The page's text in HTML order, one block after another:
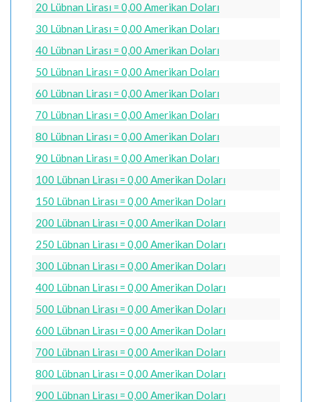
20 Lübnan Lirası = 0,00 Amerikan Doları
30 Lübnan Lirası = 0,00 Amerikan Doları
40 Lübnan Lirası = 0,00 Amerikan Doları
50 Lübnan Lirası = 0,00 Amerikan Doları
60 Lübnan Lirası = 0,00 Amerikan Doları
70 Lübnan Lirası = 0,00 Amerikan Doları
80 Lübnan Lirası = 0,00 Amerikan Doları
90 Lübnan Lirası = 0,00 Amerikan Doları
100 Lübnan Lirası = 0,00 Amerikan Doları
150 Lübnan Lirası = 0,00 Amerikan Doları
200 Lübnan Lirası = 0,00 Amerikan Doları
250 Lübnan Lirası = 0,00 Amerikan Doları
300 Lübnan Lirası = 0,00 Amerikan Doları
400 Lübnan Lirası = 0,00 Amerikan Doları
500 Lübnan Lirası = 0,00 Amerikan Doları
600 Lübnan Lirası = 0,00 Amerikan Doları
700 Lübnan Lirası = 0,00 Amerikan Doları
800 Lübnan Lirası = 0,00 Amerikan Doları
900 Lübnan Lirası = 0,00 Amerikan Doları